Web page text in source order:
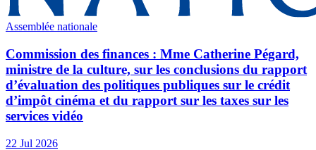
Assemblée nationale
Commission des finances : Mme Catherine Pégard,
ministre de la culture, sur les conclusions du rapport
d’évaluation des politiques publiques sur le crédit
d’impôt cinéma et du rapport sur les taxes sur les
services vidéo
22 Jul 2026